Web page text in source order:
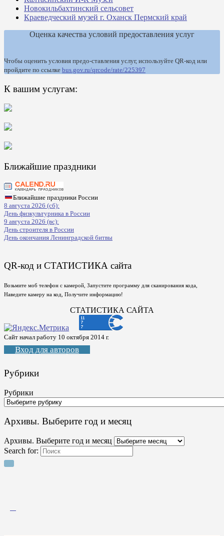
Новокильбахтинский сельсовет
Краеведческий музей г. Оханск Пермский край
Оценка качества условий предоставления услуг
Чтобы оценить условия предо-ставления услуг, используйте QR-код или
пройдите по ссылке bus.gov.ru/qrcode/rate/225397
К вашим услугам:
Ближайшие праздники
Ближайшие праздники России
8 августа 2026 (сб):
День физкультурника в России
9 августа 2026 (вс):
День строителя в России
День окончания Ленинградской битвы
QR-код и СТАТИСТИКА сайта
Возьмите моб телефон с камерой, Запустите программу для сканирования кода,
Наведите камеру на код, Получите информацию!
СТАТИСТИКА САЙТА
Сайт начал работу 10 октября 2014 г.
Вход для авторов
Рубрики
Рубрики
Архивы. Выберите год и месяц
Архивы. Выберите год и месяц
Search for: